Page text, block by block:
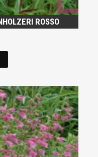
ROSSO